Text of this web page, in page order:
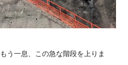
う一息、この急な階段を上りま